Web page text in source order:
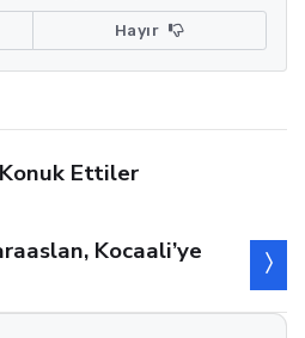
Hayır
Ettiler
Kocaali’ye